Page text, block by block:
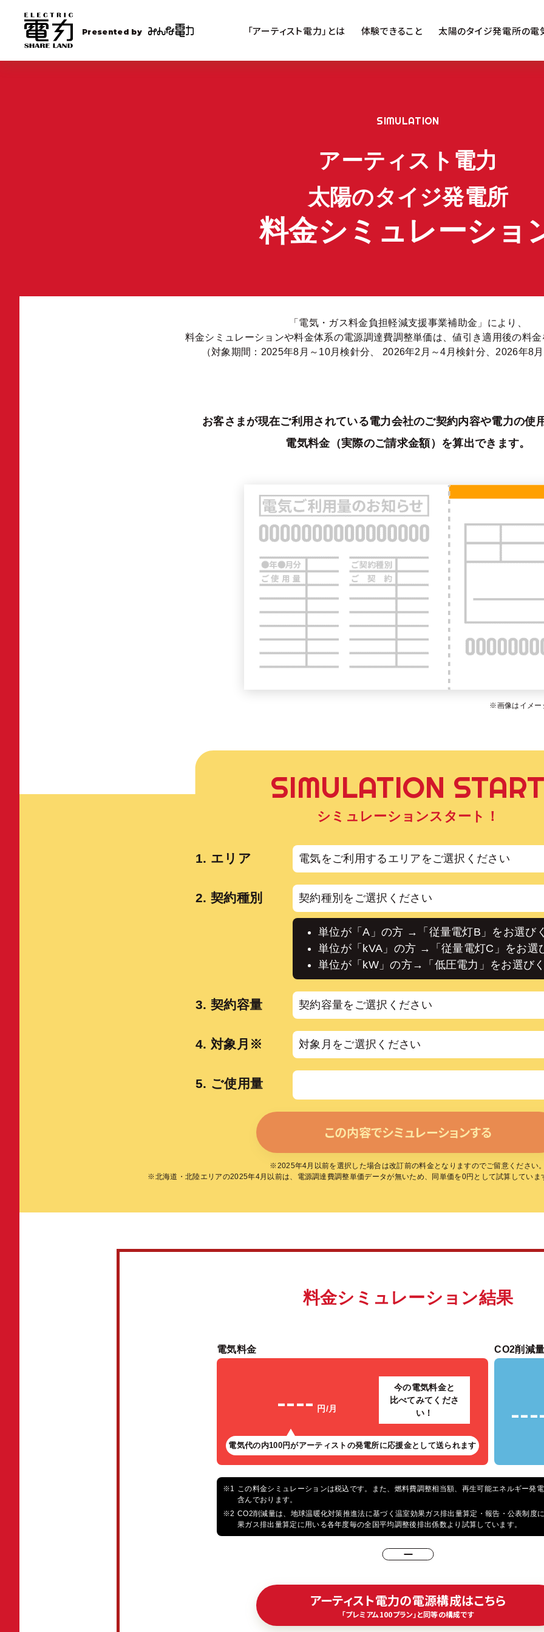
Presented by 「アーティスト電力」とは 体験できること 太陽のタイジ発電所の電
SIMULATION
アーティスト電力
太陽のタイジ発電所
料金シミュレーショ
「電気・ガス料金負担軽減支援事業補助金」により、
料金シミュレーションや料金体系の電源調達費調整単価は、値引き適用後の料金
（対象期間：2025年8月～10月検針分、 2026年2月～4月検針分、2026年8月
お客さまが現在ご利用されている電力会社のご契約内容や電力の使
電気料金（実際のご請求金額）を算出できます。
※画像はイメー
SIMULATION START
シミュレーションスタート！
1. エリア 電気をご利用するエリアをご選択ください
2. 契約種別 契約種別をご選択ください
単位が「A」の方 →「従量電灯B」をお選び
単位が「kVA」の方 →「従量電灯C」をお選
単位が「kW」の方→「低圧電力」をお選びく
3. 契約容量 契約容量をご選択ください
4. 対象月※ 対象月をご選択ください
5. ご使用量
この内容でシミュレーションする
※2025年4月以前を選択した場合は改訂前の料金となりますのでご留意ください。
※北海道・北陸エリアの2025年4月以前は、電源調達費調整単価データが無いため、同単価を0円として試算していま
料金シミュレーション結果
電気料金
今の電気料金と
比べてみてくださ
い！
---- 円/月
電気代の内100円がアーティストの発電所に応援金として送られます
CO2削減量
この料金シミュレーションは税込です。また、燃料費調整相当額、再生可能エネルギー発
含んでおります。
CO2削減量は、地球温暖化対策推進法に基づく温室効果ガス排出量算定・報告・公表制度
果ガス排出量算定に用いる各年度毎の全国平均調整後排出係数より試算しています。
アーティスト電力の電源構成はこちら
「プレミアム100プラン」と同等の構成です